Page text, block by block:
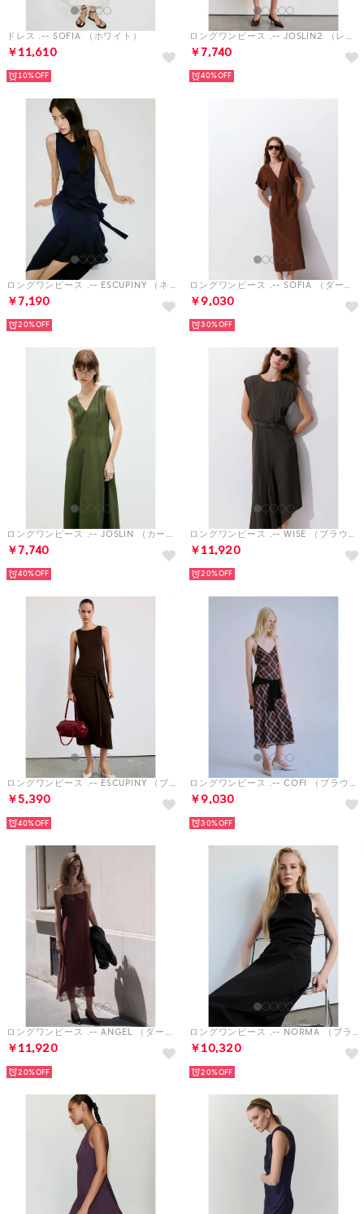
ドレス .-- SOFIA （ホワイト）
￥11,610
10%
ロングワンピース .-- JOSLIN2 （レッド）
￥7,740
40%
ロングワンピース .-- ESCUPINY （ネイビーブルー）
￥7,190
20%
ロングワンピース .-- SOFIA （ダークブラウン）
￥9,030
30%
ロングワンピース .-- JOSLIN （カーキ）
￥7,740
40%
ロングワンピース .-- WISE （ブラウン）
￥11,920
20%
ロングワンピース .-- ESCUPINY （ブラウン）
￥5,390
40%
ロングワンピース .-- COFI （ブラウン）
￥9,030
30%
ロングワンピース .-- ANGEL （ダークレッド）
￥11,920
20%
ロングワンピース .-- NORMA （ブラック）
￥10,320
20%